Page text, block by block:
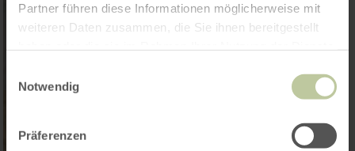
Partner führen diese Informationen möglicherweise mit
weiteren Daten zusammen, die Sie ihnen bereitgestellt
Notwendig
Präferenzen